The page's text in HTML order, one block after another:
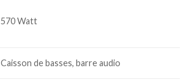
570 Watt
Caisson de basses, barre audio